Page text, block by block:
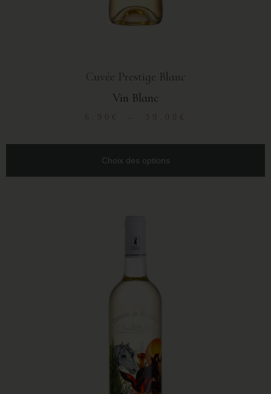
Cuvée Prestige Blanc
Vin Blanc
6.90 € 39.00 €
Choix des options